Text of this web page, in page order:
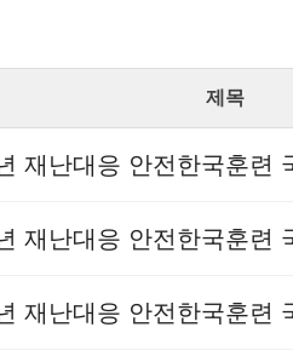
제목
재난대응 안전한국훈련
재난대응 안전한국훈련
재난대응 안전한국훈련